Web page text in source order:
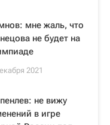
мне жаль, что
не будет на
2021
не вижу
в игре